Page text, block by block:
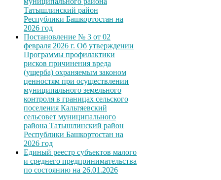
Татышлинский район
Республики Башкортостан на
2026 год
Постановление № 3 от 02
февраля 2026 г. Об утверждении
Программы профилактики
рисков причинения вреда
(ущерба) охраняемым законом
ценностям при осуществлении
муниципального земельного
контроля в границах сельского
поселения Кальтяевский
сельсовет муниципального
района Татышлинский район
Республики Башкортостан на
2026 год
Единый реестр субъектов малого
и среднего предпринимательства
по состоянию на 26.01.2026